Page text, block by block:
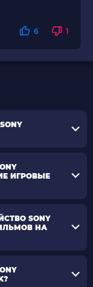
6 1
ИГРОВЫЕ
SONY
НА